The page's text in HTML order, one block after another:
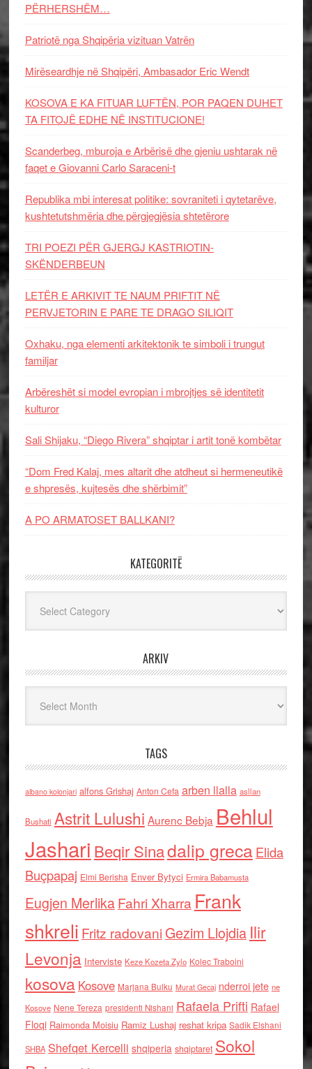
PËRHERSHËM…
Patriotë nga Shqipëria vizituan Vatrën
Mirëseardhje në Shqipëri, Ambasador Eric Wendt
KOSOVA E KA FITUAR LUFTËN, POR PAQEN DUHET
TA FITOJË EDHE NË INSTITUCIONE!
Scanderbeg, mburoja e Arbërisë dhe gjeniu ushtarak në
faqet e Giovanni Carlo Saraceni-t
Republika mbi interesat politike: sovraniteti i qytetarëve,
kushtetutshmëria dhe përgjegjësia shtetërore
TRI POEZI PËR GJERGJ KASTRIOTIN-
SKËNDERBEUN
LETËR E ARKIVIT TE NAUM PRIFTIT NË
PERVJETORIN E PARE TE DRAGO SILIQIT
Oxhaku, nga elementi arkitektonik te simboli i trungut
familjar
Arbëreshët si model evropian i mbrojtjes së identitetit
kulturor
Sali Shijaku, “Diego Rivera” shqiptar i artit tonë kombëtar
“Dom Fred Kalaj, mes altarit dhe atdheut si hermeneutikë
e shpresës, kujtesës dhe shërbimit”
A PO ARMATOSET BALLKANI?
KATEGORITË
ARKIV
TAGS
albano kolonjari alfons Grishaj Anton Cefa arben llalla asllan
Bushati Astrit Lulushi Aurenc Bebja Behlul
Jashari Beqir Sinadalip grecaElida
Buçpapaj Elmi Berisha Enver Bytyci Ermira Babamusta
Eugjen MerlikaFahri Xharra Frank
shkreli Fritz radovaniGezim Llojdia Ilir
Levonja Interviste Keze Kozeta Zylo Kolec Traboini
kosova Kosove Marjana Bulku Murat Gecaj nderroi jete ne
Kosove Nene Tereza presidenti Nishani Rafaela Prifti Rafael
Floqi Raimonda Moisiu Ramiz Lushaj reshat kripa Sadik Elshani
SHBA Shefqet Kercelli shqiperia shqiptaret Sokol